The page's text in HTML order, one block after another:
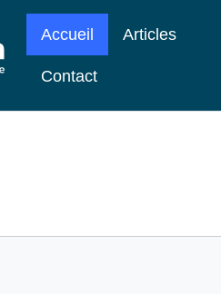
Accueil Articles
Contact